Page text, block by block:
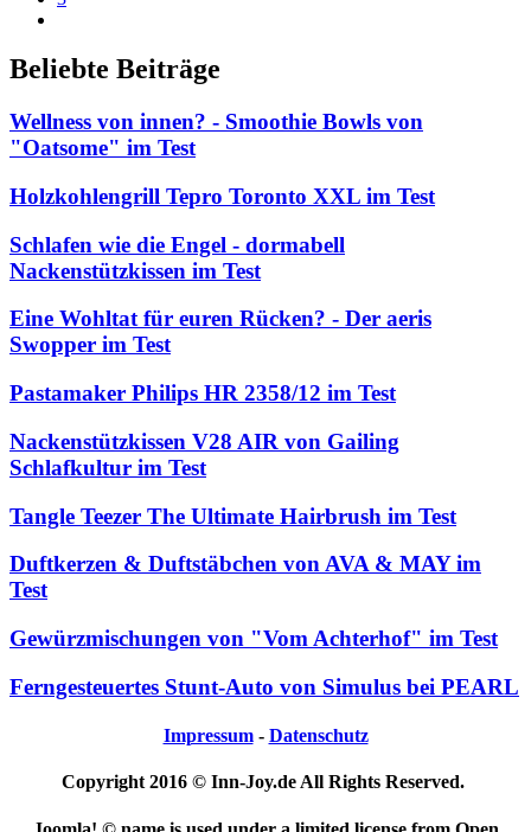
Beliebte Beiträge
Wellness von innen? - Smoothie Bowls von
"Oatsome" im Test
Holzkohlengrill Tepro Toronto XXL im Test
Schlafen wie die Engel - dormabell
Nackenstützkissen im Test
Eine Wohltat für euren Rücken? - Der aeris
Swopper im Test
Pastamaker Philips HR 2358/12 im Test
Nackenstützkissen V28 AIR von Gailing
Schlafkultur im Test
Tangle Teezer The Ultimate Hairbrush im Test
Duftkerzen & Duftstäbchen von AVA & MAY im
Test
Gewürzmischungen von "Vom Achterhof" im Test
Ferngesteuertes Stunt-Auto von Simulus bei PEARL
Impressum- Datenschutz
Copyright 2016 © Inn-Joy.de All Rights Reserved.